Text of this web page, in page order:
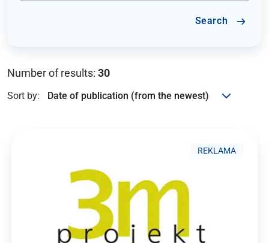
Search
Number of results: 30
Sort by:
REKLAMA